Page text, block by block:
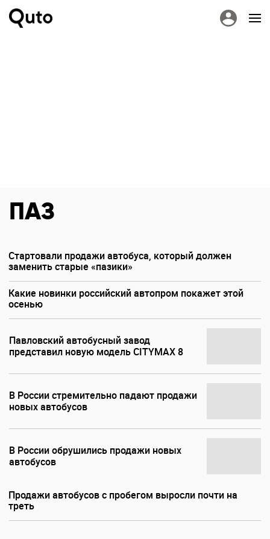
ПАЗ
Стартовали продажи автобуса, который должен
заменить старые «пазики»
Какие новинки российский автопром покажет этой
осенью
Павловский автобусный завод
представил новую модель CITYMAX 8
В России стремительно падают продажи
новых автобусов
В России обрушились продажи новых
автобусов
Продажи автобусов с пробегом выросли почти на
треть